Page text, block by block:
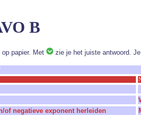
B
op papier. Met zie je het juiste antwoord.
of negatieve exponent herleiden